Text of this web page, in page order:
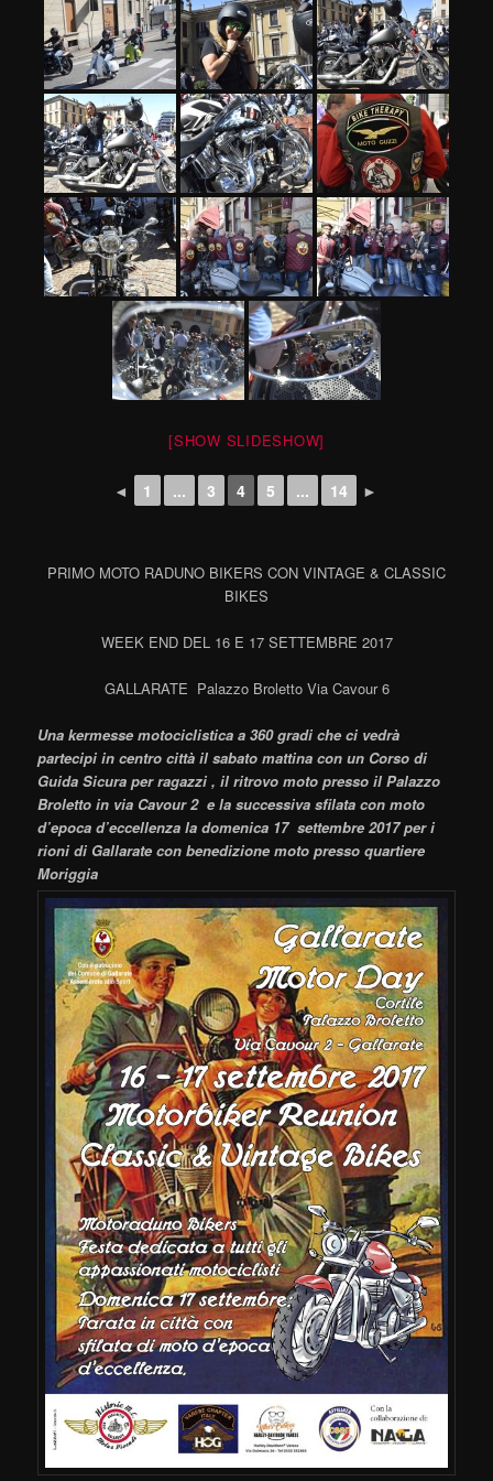
[SHOW SLIDESHOW]
◄ 1 ... 3 4 5 ... 14 ►
PRIMO MOTO RADUNO BIKERS CON VINTAGE & CLASSIC
BIKES
WEEK END DEL 16 E 17 SETTEMBRE 2017
GALLARATE Palazzo Broletto Via Cavour 6
Una kermesse motociclistica a 360 gradi che ci vedrà
partecipi in centro città il sabato mattina con un Corso di
Guida Sicura per ragazzi , il ritrovo moto presso il Palazzo
Broletto in via Cavour 2 e la successiva sfilata con moto
d’epoca d’eccellenza la domenica 17 settembre 2017 per i
rioni di Gallarate con benedizione moto presso quartiere
Moriggia